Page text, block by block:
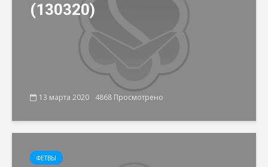
(130320)
13 марта 2020 4868 Просмотрено
ФЕТВЫ